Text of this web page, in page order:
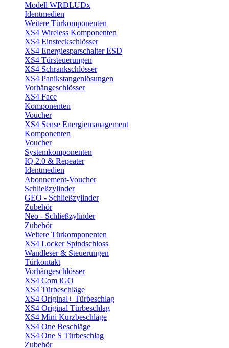
Modell WRDLUDx
Identmedien
Weitere Türkomponenten
XS4 Wireless Komponenten
XS4 Einsteckschlösser
XS4 Energiesparschalter ESD
XS4 Türsteuerungen
XS4 Schrankschlösser
XS4 Panikstangenlösungen
Vorhängeschlösser
XS4 Face
Komponenten
Voucher
XS4 Sense Energiemanagement
Komponenten
Voucher
Systemkomponenten
IQ 2.0 & Repeater
Identmedien
Abonnement-Voucher
Schließzylinder
GEO - Schließzylinder
Zubehör
Neo - Schließzylinder
Zubehör
Weitere Türkomponenten
XS4 Locker Spindschloss
Wandleser & Steuerungen
Türkontakt
Vorhängeschlösser
XS4 Com iGO
XS4 Türbeschläge
XS4 Original+ Türbeschlag
XS4 Original Türbeschlag
XS4 Mini Kurzbeschläge
XS4 One Beschläge
XS4 One S Türbeschlag
Zubehör